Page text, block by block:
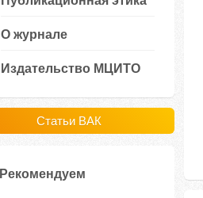
О журнале
Издательство МЦИТО
Статьи ВАК
Рекомендуем